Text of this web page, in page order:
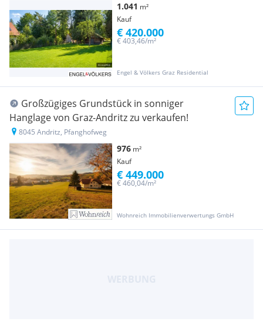
1.041 m²
Kauf
Engel & Völkers Graz Residential
€ 403,46/m²
€ 420.000
Großzügiges Grundstück in sonniger
Hanglage von Graz-Andritz zu verkaufen!
8045 Andritz, Pfanghofweg
976 m²
Kauf
Wohnreich Immobilienverwertungs GmbH
€ 460,04/m²
€ 449.000